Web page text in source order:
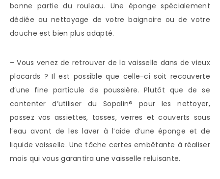
bonne partie du rouleau. Une éponge spécialement
dédiée au nettoyage de votre baignoire ou de votre
douche est bien plus adapté.
– Vous venez de retrouver de la vaisselle dans de vieux
placards ? Il est possible que celle-ci soit recouverte
d’une fine particule de poussière. Plutôt que de se
contenter d’utiliser du Sopalin® pour les nettoyer,
passez vos assiettes, tasses, verres et couverts sous
l’eau avant de les laver à l’aide d’une éponge et de
liquide vaisselle. Une tâche certes embêtante à réaliser
mais qui vous garantira une vaisselle reluisante.